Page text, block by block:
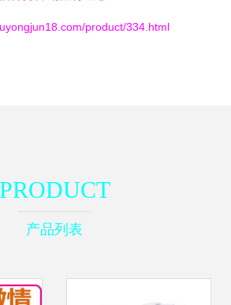
product/334.html
PRODUCT
产品列表